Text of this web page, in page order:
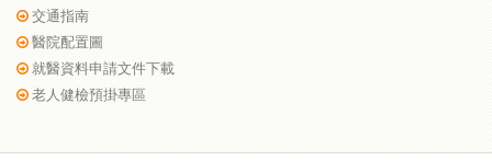
交通指南
醫院配置圖
就醫資料申請文件下載
老人健檢預掛專區